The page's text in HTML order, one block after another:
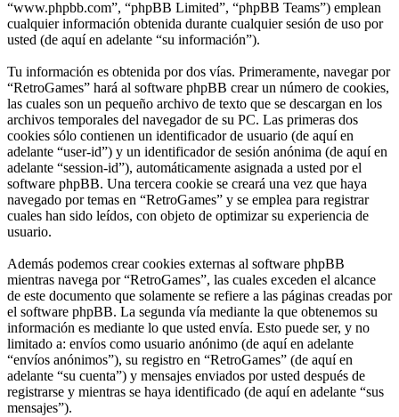
“www.phpbb.com”, “phpBB Limited”, “phpBB Teams”) emplean
cualquier información obtenida durante cualquier sesión de uso por
usted (de aquí en adelante “su información”).
Tu información es obtenida por dos vías. Primeramente, navegar por
“RetroGames” hará al software phpBB crear un número de cookies,
las cuales son un pequeño archivo de texto que se descargan en los
archivos temporales del navegador de su PC. Las primeras dos
cookies sólo contienen un identificador de usuario (de aquí en
adelante “user-id”) y un identificador de sesión anónima (de aquí en
adelante “session-id”), automáticamente asignada a usted por el
software phpBB. Una tercera cookie se creará una vez que haya
navegado por temas en “RetroGames” y se emplea para registrar
cuales han sido leídos, con objeto de optimizar su experiencia de
usuario.
Además podemos crear cookies externas al software phpBB
mientras navega por “RetroGames”, las cuales exceden el alcance
de este documento que solamente se refiere a las páginas creadas por
el software phpBB. La segunda vía mediante la que obtenemos su
información es mediante lo que usted envía. Esto puede ser, y no
limitado a: envíos como usuario anónimo (de aquí en adelante
“envíos anónimos”), su registro en “RetroGames” (de aquí en
adelante “su cuenta”) y mensajes enviados por usted después de
registrarse y mientras se haya identificado (de aquí en adelante “sus
mensajes”).